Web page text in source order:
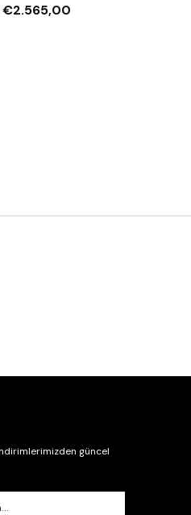
€2.565,00
güncel